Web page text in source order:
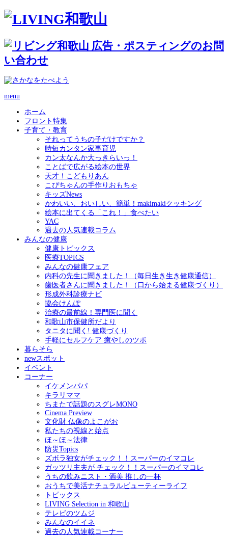
menu
ホーム
フロント特集
子育て・教育
それってうちの子だけですか？
時短カンタン家事育児
カン太なんか大っきらいっ！
ことばで広がる絵本の世界
天才！こどもりあん
こぴちゃんの手作りおもちゃ
キッズNews
かわいい、おいしい、簡単！makimakiクッキング
絵本に出てくる「これ！」食べたい
YAC
過去の人気連載コラム
みんなの健康
健康トピックス
医療TOPICS
みんなの健康フェア
内科の先生に聞きました！（毎日生き生き健康通信）
歯医者さんに聞きました！（口から始まる健康づくり）
形成外科診療ナビ
協会けんぽ
治療の最前線！専門医に聞く
和歌山市保健所だより
タニタに聞く! 健康づくり
手軽にセルフケア 癒やしのツボ
暮らそら
newスポット
イベント
コーナー
イケメンパパ
キラリママ
ちまたで話題のスグレMONO
Cinema Preview
文化財 仏像のよこがお
私たちの視線と始点
ほ～ほ～法律
防災Topics
ズボラ独女がチェック！！スーパーのイマコレ
ガッツリ主夫が チェック！！スーパーのイマコレ
うちの飲みニスト・酒美 推しの一杯
おうちで美活ナチュラルビューティーライフ
トピックス
LIVING Selection in 和歌山
テレビのツムジ
みんなのイイネ
過去の人気連載コーナー